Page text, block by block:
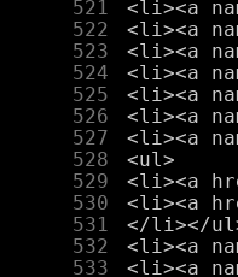
    521
    522
    523
    524
    525
    526
    527
    528
    529
    530
    531
    532
    533